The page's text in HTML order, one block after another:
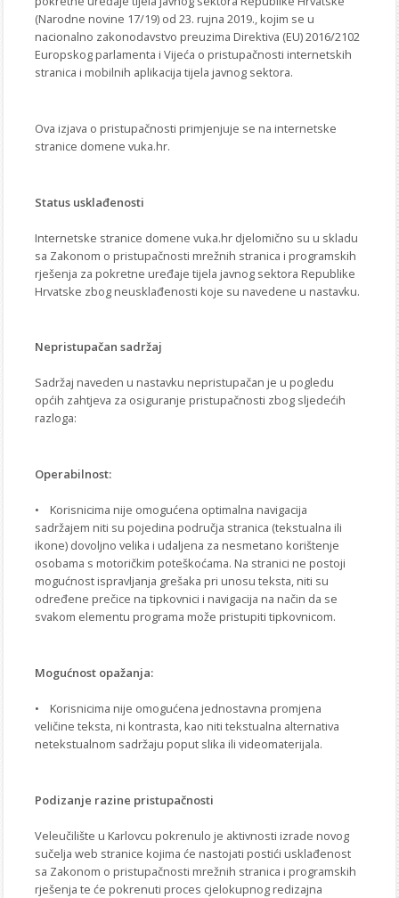
STROJARSTVOSKUP ZRZZ
(Narodne novine 17/19) od 23. rujna 2019., kojim se u
nacionalno zakonodavstvo preuzima Direktiva (EU) 2016/2102
Europskog parlamenta i Vijeća o pristupačnosti internetskih
stranica i mobilnih aplikacija tijela javnog sektora.
Ova izjava o pristupačnosti primjenjuje se na internetske
stranice domene vuka.hr.
Status usklađenosti
Internetske stranice domene vuka.hr djelomično su u skladu
sa Zakonom o pristupačnosti mrežnih stranica i programskih
rješenja za pokretne uređaje tijela javnog sektora Republike
Hrvatske zbog neusklađenosti koje su navedene u nastavku.
Nepristupačan sadržaj
Sadržaj naveden u nastavku nepristupačan je u pogledu
općih zahtjeva za osiguranje pristupačnosti zbog sljedećih
razloga:
Operabilnost:
• Korisnicima nije omogućena optimalna navigacija
sadržajem niti su pojedina područja stranica (tekstualna ili
ikone) dovoljno velika i udaljena za nesmetano korištenje
osobama s motoričkim poteškoćama. Na stranici ne postoji
mogućnost ispravljanja grešaka pri unosu teksta, niti su
određene prečice na tipkovnici i navigacija na način da se
svakom elementu programa može pristupiti tipkovnicom.
Mogućnost opažanja:
• Korisnicima nije omogućena jednostavna promjena
veličine teksta, ni kontrasta, kao niti tekstualna alternativa
netekstualnom sadržaju poput slika ili videomaterijala.
Podizanje razine pristupačnosti
Veleučilište u Karlovcu pokrenulo je aktivnosti izrade novog
sučelja web stranice kojima će nastojati postići usklađenost
sa Zakonom o pristupačnosti mrežnih stranica i programskih
rješenja te će pokrenuti proces cjelokupnog redizajna